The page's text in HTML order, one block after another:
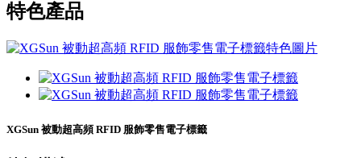
特色產品
XGSun 被動超高頻 RFID 服飾零售電子標籤